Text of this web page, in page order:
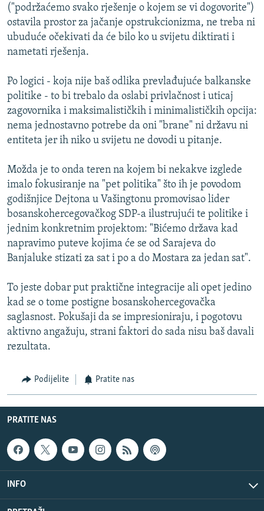
("podržaćemo svako rješenje o kojem se vi dogovorite")
ostavila prostor za jačanje opstrukcionizma, ne treba ni
ubuduće očekivati da će bilo ko u svijetu diktirati i
nametati rješenja.
Po logici - koja nije baš odlika prevlađujuće balkanske
politike - to bi trebalo da oslabi privlačnost i uticaj
zagovornika i maksimalističkih i minimalističkih opcija:
nema jednostavno potrebe da oni "brane" ni državu ni
entiteta jer ih niko u svijetu ne dovodi u pitanje.
Možda je to onda teren na kojem bi nekakve izglede
imalo fokusiranje na "pet politika" što ih je povodom
godišnjice Dejtona u Vašingtonu promovisao lider
bosanskohercegovačkog SDP-a ilustrujući te politike i
jednim konkretnim projektom: "Bićemo država kad
napravimo puteve kojima će se od Sarajeva do
Banjaluke stizati za sat i po a do Mostara za jedan sat".
To jeste dobar put praktične integracije ali opet jedino
kad se o tome postigne bosanskohercegovačka
saglasnost. Pokušaji da se impresioniraju, i pogotovu
aktivno angažuju, strani faktori do sada nisu baš davali
rezultata.
Podijelite Pratite nas
PRATITE NAS
INFO